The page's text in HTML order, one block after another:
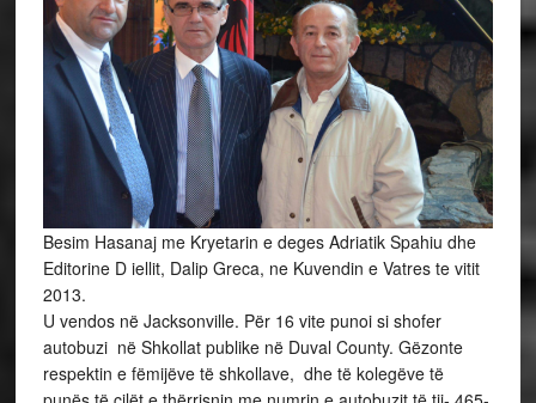
Besim Hasanaj me Kryetarin e deges Adriatik Spahiu dhe
Editorine D iellit, Dalip Greca, ne Kuvendin e Vatres te vitit
2013.
U vendos në Jacksonville. Për 16 vite punoi si shofer
autobuzi në Shkollat publike në Duval County. Gëzonte
respektin e fëmijëve të shkollave, dhe të kolegëve të